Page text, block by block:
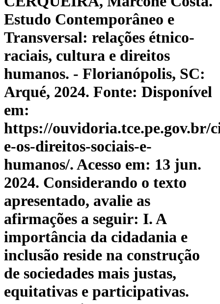
Estudo Contemporâneo e
Transversal: relações étnico-
raciais, cultura e direitos
humanos. - Florianópolis, SC:
Arqué, 2024. Fonte: Disponível
em:
https://ouvidoria.tce.pe.gov.br/
e-os-direitos-sociais-e-
humanos/. Acesso em: 13 jun.
2024. Considerando o texto
apresentado, avalie as
afirmações a seguir: I. A
importância da cidadania e
inclusão reside na construção
de sociedades mais justas,
equitativas e participativas.